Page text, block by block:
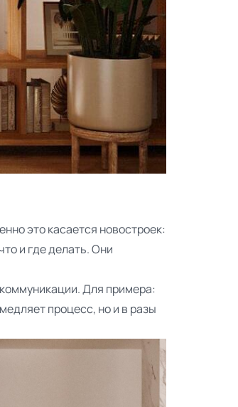
это касается новостроек:
и где делать. Они
Для примера:
процесс, но и в разы